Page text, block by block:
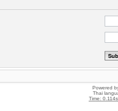
Powered
Thai
Time: 0.114s